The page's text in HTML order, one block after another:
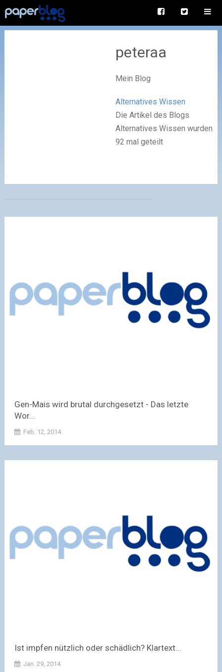
peteraa
Mein Blog
Alternatives Wissen
Die Artikel des Blogs
Alternatives Wissen wurden
92 mal geteilt
Gen-Mais wird brutal durchgesetzt - Das letzte
Wor...
Feb. 12, 2014
Ist impfen nützlich oder schädlich? Klartext...
Jan. 29, 2014